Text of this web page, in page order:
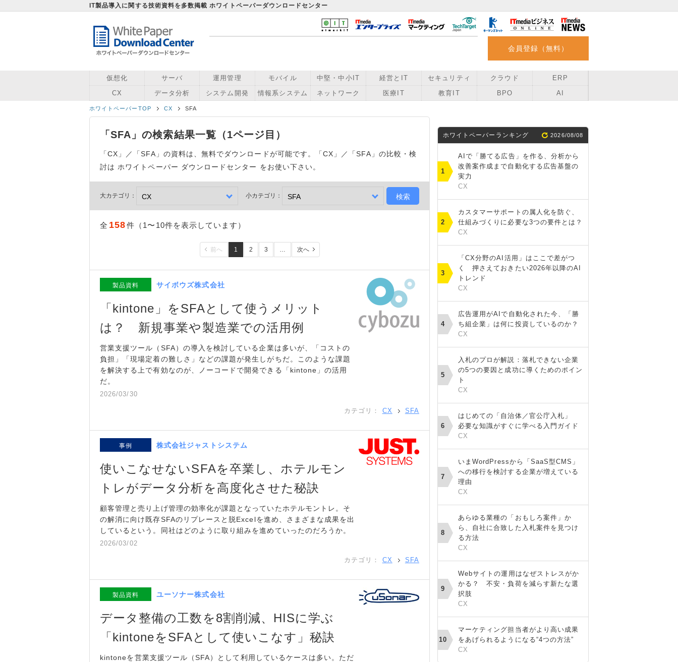
IT製品導入に関する技術資料を多数掲載 ホワイトペーパーダウンロードセンター
会員登録（無料）
仮想化 サーバ 運用管理 モバイル 中堅・中小IT 経営とIT セキュリティ クラウド
ERP
CX
データ分析 システム開発 情報系システム ネットワーク 医療IT 教育IT BPO AI
ホワイトペーパーTOP CX SFA
「SFA」の検索結果一覧（1ページ目）
「CX」／「SFA」の資料は、無料でダウンロードが可能です。「CX」／「SFA」の比較・検
討は ホワイトペーパー ダウンロードセンター をお使い下さい。
大カテゴリ： 小カテゴリ：
全 158件（1〜10件を表示しています）
前へ 1 2 3 … 次へ
製品資料 サイボウズ株式会社
「kintone」をSFAとして使うメリット
は？ 新規事業や製造業での活用例
営業支援ツール（SFA）の導入を検討している企業は多いが、「コストの
負担」「現場定着の難しさ」などの課題が発生しがちだ。このような課題
を解決する上で有効なのが、ノーコードで開発できる「kintone」の活用
だ。
2026/03/30
カテゴリ： CX SFA
事例 株式会社ジャストシステム
使いこなせないSFAを卒業し、ホテルモン
トレがデータ分析を高度化させた秘訣
顧客管理と売り上げ管理の効率化が課題となっていたホテルモントレ。そ
の解消に向け既存SFAのリプレースと脱Excelを進め、さまざまな成果を出
しているという。同社はどのように取り組みを進めていったのだろうか。
2026/03/02
カテゴリ： CX SFA
製品資料 ユーソナー株式会社
データ整備の工数を8割削減、HISに学ぶ
「kintoneをSFAとして使いこなす」秘訣
kintoneを営業支援ツール（SFA）として利用しているケースは多い。ただ
ホワイトペーパーランキング 2026/08/08
AIで「勝てる広告」を作る、分析から
改善案作成まで自動化する広告基盤の
実力
CX
カスタマーサポートの属人化を防ぐ、
仕組みづくりに必要な3つの要件とは？
CX
「CX分野のAI活用」はここで差がつ
く 押さえておきたい2026年以降のAI
トレンド
CX
広告運用がAIで自動化された今、「勝
ち組企業」は何に投資しているのか？
CX
入札のプロが解説：落札できない企業
の5つの要因と成功に導くためのポイン
ト
CX
はじめての「自治体／官公庁入札」
必要な知識がすぐに学べる入門ガイド
CX
いまWordPressから「SaaS型CMS」
への移行を検討する企業が増えている
理由
CX
あらゆる業種の「おもしろ案件」か
ら、自社に合致した入札案件を見つけ
る方法
CX
Webサイトの運用はなぜストレスがか
かる？ 不安・負荷を減らす新たな選
択肢
CX
マーケティング担当者がより高い成果
をあげられるようになる“4つの方法”
CX